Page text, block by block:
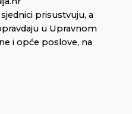
prisustvuju, a
u Upravnom
i opće poslove, na